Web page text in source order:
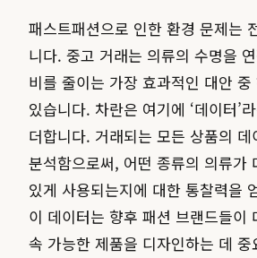
패스트패션으로 인한 환경 문제는
니다. 중고 거래는 의류의 수명을
비를 줄이는 가장 효과적인 대안
있습니다. 차란은 여기에 ‘데이터’
더합니다. 거래되는 모든 상품의
분석함으로써, 어떤 종류의 의류가
있게 사용되는지에 대한 통찰력을
이 데이터는 향후 패션 브랜드들이
속 가능한 제품을 디자인하는 데